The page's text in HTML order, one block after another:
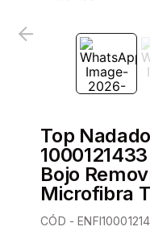
Top
Bojo
Microfibra
CÓD -